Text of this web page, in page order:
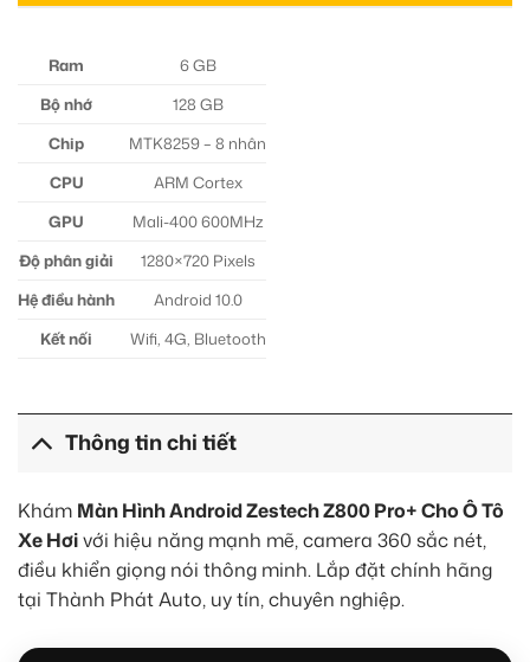
Ram
6 GB
Bộ nhớ
128 GB
Chip
MTK8259 – 8 nhân
CPU
ARM Cortex
GPU
Mali-400 600MHz
Độ phân giải
1280×720 Pixels
Hệ điều hành
Android 10.0
Kết nối
Wifi, 4G, Bluetooth
Thông tin chi tiết
Khám Màn Hình Android Zestech Z800 Pro+ Cho Ô Tô
Xe Hơivới hiệu năng mạnh mẽ, camera 360 sắc nét,
điều khiển giọng nói thông minh. Lắp đặt chính hãng
tại Thành Phát Auto, uy tín, chuyên nghiệp.